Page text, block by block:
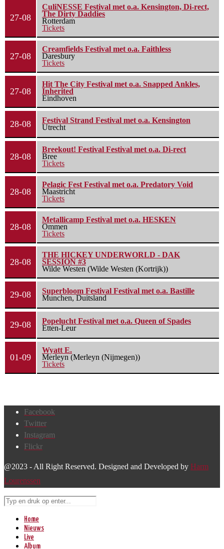
27-08
CuliNESSE Festival met o.a. Kensington, Di-rect,
The Dirty Daddies
Rotterdam
Tickets
27-08
Creamfields Festival met o.a. Faithless
Daresbury
Tickets
27-08
Hit The City Festival met o.a. Snapped Ankles,
Inherited
Eindhoven
28-08
Festival Strand Festival met o.a. Kensington
Utrecht
28-08
Breekout! Festival Festival met o.a. Di-rect
Bree
Tickets
28-08
Pelagic Fest Festival met o.a. Predatory Void
Maastricht
Tickets
28-08
Metallicamp Festival met o.a. HESKEN
Ommen
Tickets
28-08
THE HICKEY UNDERWORLD - DAK
SESSION #3
Wilde Westen (Wilde Westen (Kortrijk))
29-08
Superbloom Festival Festival met o.a. Bastille
Munchen, Duitsland
29-08
Popelucht Festival met o.a. Queen of Spades
Etten-Leur
01-09
Wyatt E.
Merleyn (Merleyn (Nijmegen))
Tickets
Facebook
Twitter
Instagram
Flickr
@2023 - All Right Reserved. Designed and Developed by Harm
Lourenssen
Home
Nieuws
Live
Album